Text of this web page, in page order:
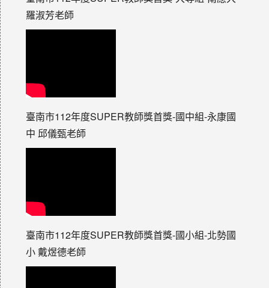
羅淑芳老師
臺南市112年度SUPER教師獎首獎-國中組-永康國
中 邱儀甄老師
臺南市112年度SUPER教師獎首獎-國小組-北勢國
小 戴煜德老師